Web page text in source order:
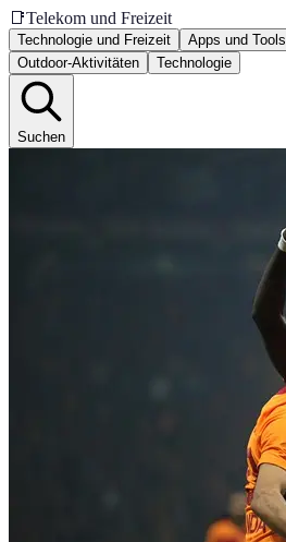
📑Telekom und Freizeit
Technologie und Freizeit Apps und Tools
Outdoor-Aktivitäten
Technologie
Suchen